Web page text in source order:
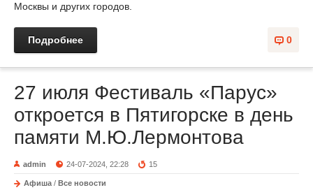
Москвы и других городов.
0
Подробнее
27 июля Фестиваль «Парус»
откроется в Пятигорске в день
памяти М.Ю.Лермонтова
admin 24-07-2024, 22:28 15
Афиша / Все новости